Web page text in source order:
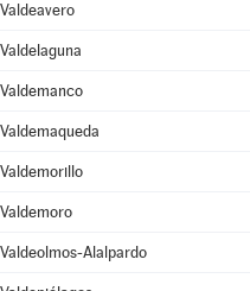
Valdeavero
Valdelaguna
Valdemanco
Valdemaqueda
Valdemorillo
Valdemoro
Valdeolmos-Alalpardo